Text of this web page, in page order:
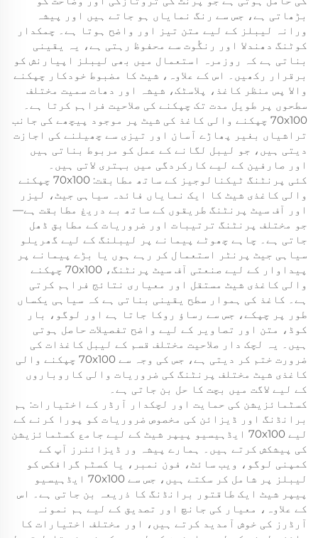
بڑھاتی ہے، جس سے رنگ نمایاں ہو جاتے ہیں اور پیشہ
ورانہ لیبلز کے لیے متن تیز اور واضح ہوتا ہے۔ چمکدار
کوٹنگ دھندلا اور رنگُوت سے محفوظ رہتی ہے، یہ یقینی
بناتی ہے کہ روزمرہ استعمال میں بھی لیبلز اپیارنش کو
برقرار رکھیں۔ اس کے علاوہ، شیٹ کا مضبوط خودکار چپکنے
والا پس منظر کاغذ، پلاسٹک، شیشہ اور دھات سمیت مختلف
سطحوں پر طویل مدت تک چپکنے کی صلاحیت فراہم کرتا ہے۔
70x100 چپکنے والی کاغذ کی شیٹ پر موجود پیچھے کی جانب
تراشیاں بغیر پھاڑے آسان اور تیزی سے چھیلنے کی اجازت
دیتی ہیں، جو لیبل لگانے کے عمل کو مربوط بناتی ہیں
اور صارفین کے لیے کارکردگی میں بہتری لاتی ہیں۔
کئی پرنٹنگ ٹیکنالوجیز کے ساتھ مطابقت: 70x100 چپکنے
والی کاغذی شیٹ کا ایک نمایاں فائدہ سیاہی جیٹ، لیزر
اور آف سیٹ پرنٹنگ طریقوں کے ساتھ بے دریغ مطابقت ہے—
جو مختلف پرنٹنگ ترتیبات اور ضروریات کے مطابق ڈھل
جاتی ہے۔ چاہے چھوٹے پیمانے پر لیبلنگ کے لیے گھریلو
سیاہی جیٹ پرنٹر استعمال کر رہے ہوں یا بڑے پیمانے پر
پیداوار کے لیے صنعتی آف سیٹ پرنٹنگ، 70x100 چپکنے
والی کاغذی شیٹ مستقل اور معیاری نتائج فراہم کرتی
ہے۔ کاغذ کی ہموار سطح یقینی بناتی ہے کہ سیاہی یکساں
طور پر چپکے، جس سے رساؤ روکا جاتا ہے اور لوگو، بار
کوڈ، متن اور تصاویر کے لیے واضح تفصیلات حاصل ہوتی
ہیں۔ یہ لچک دار صلاحیت مختلف قسم کے لیبل کاغذات کی
ضرورت ختم کر دیتی ہے، جس کی وجہ سے 70x100 چپکنے والی
کاغذی شیٹ مختلف پرنٹنگ کی ضروریات والی کاروباروں
کے لیے لاگت میں بچت کا حل بن جاتی ہے۔
کسٹمائزیشن کی حمایت اور لچکدار آرڈر کے اختیارات: ہم
برانڈنگ اور ڈیزائن کی مخصوص ضروریات کو پورا کرنے کے
لیے 70x100 ایڈہیسیو پیپر شیٹ کے لیے جامع کسٹمائزیشن
کی پیشکش کرتے ہیں۔ ہمارے پیشہ ور ڈیزائنرز آپ کے
کمپنی لوگو، ویب سائٹ، فون نمبر، یا کسٹم گرافکس کو
لیبلز پر شامل کر سکتے ہیں، جس سے 70x100 ایڈہیسیو
پیپر شیٹ ایک طاقتور برانڈنگ کا ذریعہ بن جاتی ہے۔ اس
کے علاوہ، معیار کی جانچ اور تصدیق کے لیے ہم نمونہ
آرڈرز کی خوش آمدید کرتے ہیں، اور مختلف اختیارات کا